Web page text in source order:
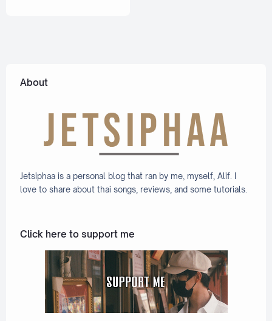
About
Jetsiphaa is a personal blog that ran by me, myself, Alif. I
love to share about thai songs, reviews, and some tutorials.
Click here to support me